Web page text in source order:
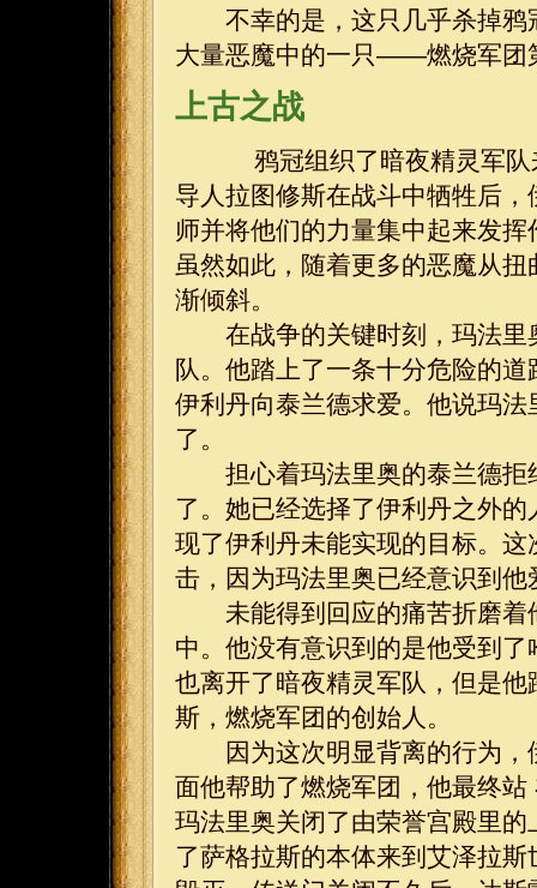
不幸的是，这只几乎杀掉鸦
大量恶魔中的一只——燃烧军团
上古之战
鸦冠组织了暗夜精灵军队
导人拉图修斯在战斗中牺牲后
师并将他们的力量集中起来发
虽然如此，随着更多的恶魔从
渐倾斜。
在战争的关键时刻，玛法里
队。他踏上了一条十分危险的
伊利丹向泰兰德求爱。他说玛
了。
担心着玛法里奥的泰兰德拒
了。她已经选择了伊利丹之外
现了伊利丹未能实现的目标。
击，因为玛法里奥已经意识到他
未能得到回应的痛苦折磨着
中。他没有意识到的是他受到
也离开了暗夜精灵军队，但是
斯，燃烧军团的创始人。
因为这次明显背离的行为，
面他帮助了燃烧军团，他最终
玛法里奥关闭了由荣誉宫殿里
了萨格拉斯的本体来到艾泽拉